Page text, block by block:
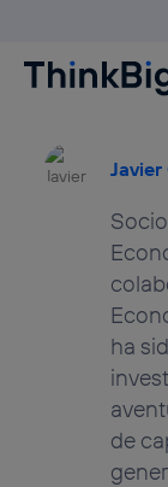
Javier
ha
de